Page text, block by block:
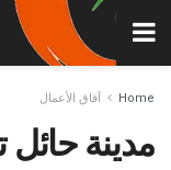
Home آفاق الأعمال